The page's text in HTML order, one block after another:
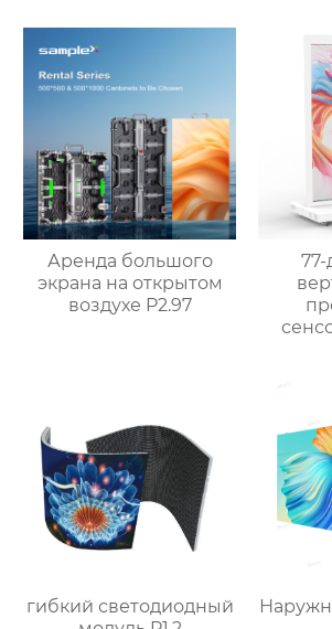
Аренда большого
экрана на открытом
воздухе P2.97
гибкий светодиодный